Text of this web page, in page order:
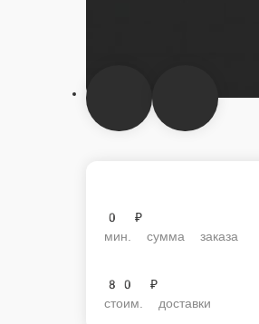
0 ₽
мин. сумма заказа
80 ₽
стоим. доставки